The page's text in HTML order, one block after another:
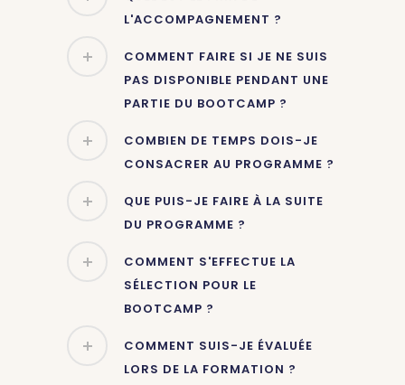
L'ACCOMPAGNEMENT ?
COMMENT FAIRE SI JE NE SUIS
PAS DISPONIBLE PENDANT UNE
PARTIE DU BOOTCAMP ?
COMBIEN DE TEMPS DOIS-JE
CONSACRER AU PROGRAMME ?
QUE PUIS-JE FAIRE À LA SUITE
DU PROGRAMME ?
COMMENT S'EFFECTUE LA
SÉLECTION POUR LE
BOOTCAMP ?
COMMENT SUIS-JE ÉVALUÉE
LORS DE LA FORMATION ?